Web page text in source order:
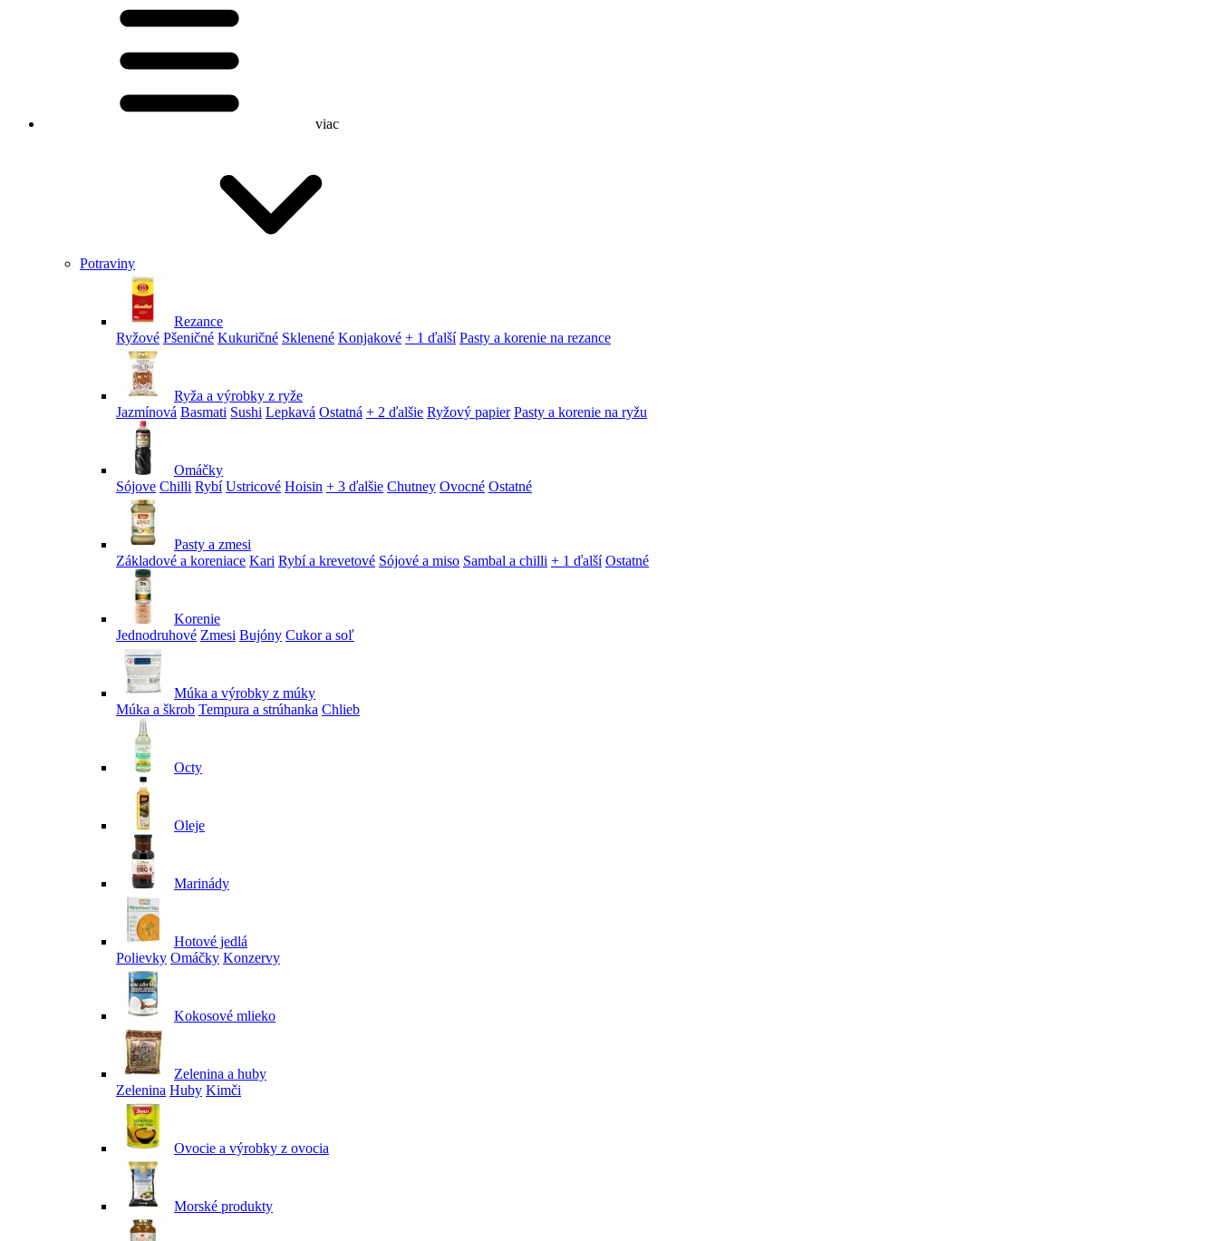
viac
Potraviny
Rezance
Ryžové Pšeničné Kukuričné Sklenené Konjakové + 1 ďalší Pasty a korenie na rezance
Ryža a výrobky z ryže
Jazmínová Basmati Sushi Lepkavá Ostatná + 2 ďalšie Ryžový papier Pasty a korenie na ryžu
Omáčky
Sójove Chilli Rybí Ustricové Hoisin + 3 ďalšie Chutney Ovocné Ostatné
Pasty a zmesi
Základové a koreniace Kari Rybí a krevetové Sójové a miso Sambal a chilli + 1 ďalší Ostatné
Korenie
Jednodruhové Zmesi Bujóny Cukor a soľ
Múka a výrobky z múky
Múka a škrob Tempura a strúhanka Chlieb
Octy
Oleje
Marinády
Hotové jedlá
Polievky Omáčky Konzervy
Kokosové mlieko
Zelenina a huby
Zelenina Huby Kimči
Ovocie a výrobky z ovocia
Morské produkty